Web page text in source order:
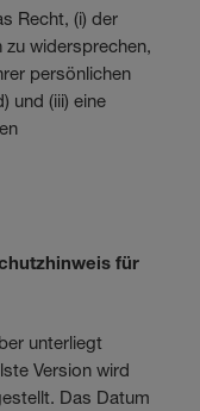
Recht, (i) der
zu widersprechen,
persönlichen
und (iii) eine
für
unterliegt
Version wird
Das Datum